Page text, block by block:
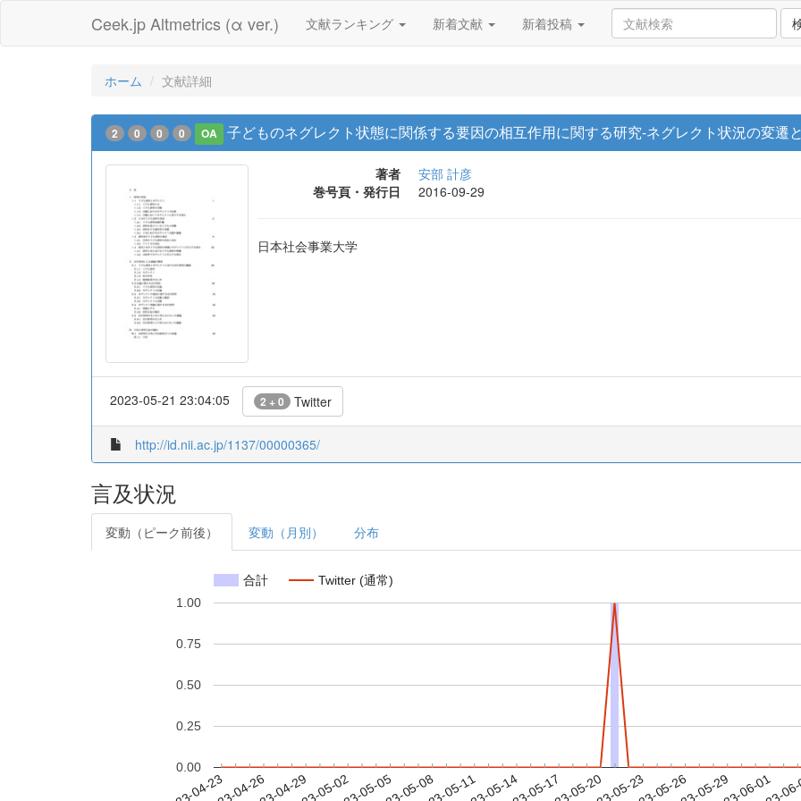
Ceek.jp Altmetrics (α ver.) 文献ランキング 新着文献 新着投稿
ホーム 文献詳細
2 0 0 0 OA 子どものネグレクト状態に関係する要因の相互作用に関する研究-ネグレクト状況の変遷
著者
安部 計彦
巻号頁・発行日
2016-09-29
日本社会事業大学
2023-05-21 23:04:05 2 + 0 Twitter
http://id.nii.ac.jp/1137/00000365/
言及状況
変動（ピーク前後） 変動（月別） 分布
合計 Twitter (通常)
0.00
0.25
0.50
0.75
1.00